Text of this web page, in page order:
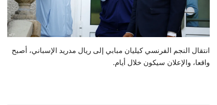
حياة
انتقال النجم الفرنسي كيليان مبابي إلى ريال مدريد الإسباني، أصبح
واقعا، والإعلان سيكون خلال أيام.